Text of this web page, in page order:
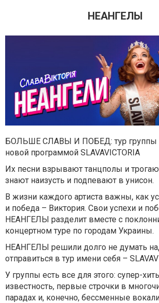
НЕАНГЕЛЫ
БОЛЬШЕ СЛАВЫ И ПОБЕД: тур
новой программой SLAVAVICTORIA
Их песни взрывают танцполы и
знают наизусть и подпевают в унисон.
В жизни каждого артиста важны, как
и победа – Виктория. Свои успехи и
НЕАНГЕЛЫ разделит вместе c
концертном туре по городам Украины.
НЕАНГЕЛЫ решили долго не думать
отправиться в тур имени себя –
У группы есть все для этого: супер-
известность, первые строчки в
парадах и, конечно, бессменные